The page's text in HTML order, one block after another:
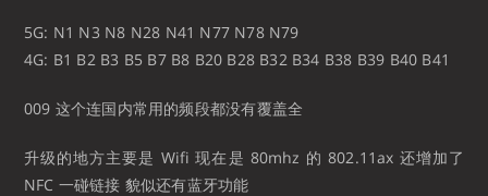
5G: N1 N3 N8 N28 N41 N77 N78 N79
4G: B1 B2 B3 B5 B7 B8 B20 B28 B32 B34 B38 B39 B40 B41
009 这个连国内常用的频段都没有覆盖全
升级的地方主要是 Wifi 现在是 80mhz 的 802.11ax 还增加了
NFC 一碰链接 貌似还有蓝牙功能